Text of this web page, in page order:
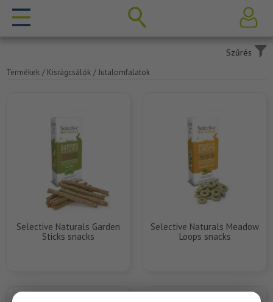
Szűrés
Termékek / Kisrágcsálók / Jutalomfalatok
Selective Naturals Garden
Sticks snacks
Selective Naturals Meadow
Loops snacks